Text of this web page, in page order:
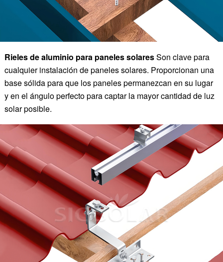
Rieles de aluminio para paneles solaresSon clave para
cualquier instalación de paneles solares. Proporcionan una
base sólida para que los paneles permanezcan en su lugar
y en el ángulo perfecto para captar la mayor cantidad de luz
solar posible.